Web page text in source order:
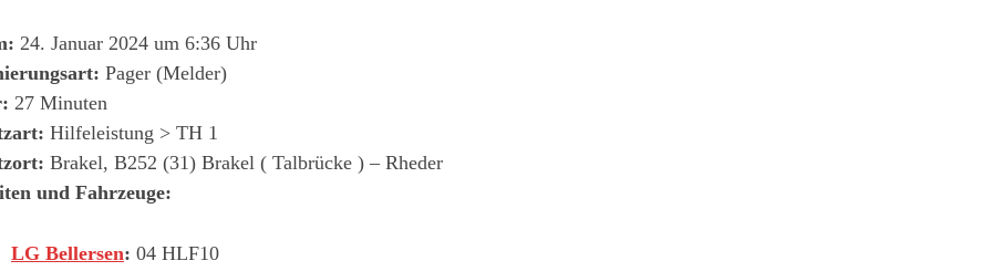
24. Januar 2024 um 6:36 Uhr
Pager (Melder)
27 Minuten
Hilfeleistung > TH 1
Brakel, B252 (31) Brakel ( Talbrücke ) – Rheder
und Fahrzeuge:
LG Bellersen: 04 HLF10